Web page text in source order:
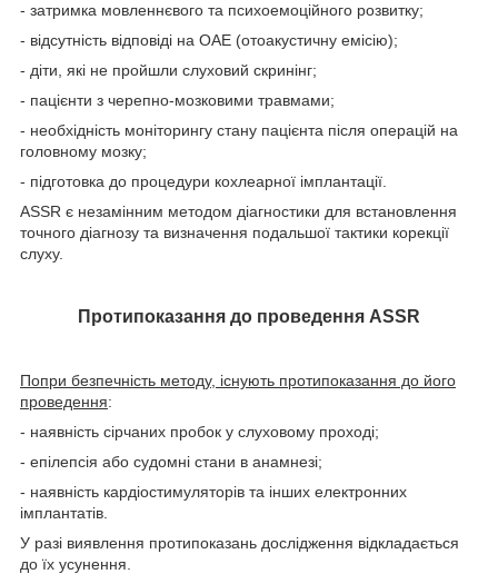
- затримка мовленнєвого та психоемоційного розвитку;
- відсутність відповіді на ОАЕ (отоакустичну емісію);
- діти, які не пройшли слуховий скринінг;
- пацієнти з черепно-мозковими травмами;
- необхідність моніторингу стану пацієнта після операцій на
головному мозку;
- підготовка до процедури кохлеарної імплантації.
ASSR є незамінним методом діагностики для встановлення
точного діагнозу та визначення подальшої тактики корекції
слуху.
Протипоказання до проведення ASSR
Попри безпечність методу, існують протипоказання до його
проведення:
- наявність сірчаних пробок у слуховому проході;
- епілепсія або судомні стани в анамнезі;
- наявність кардіостимуляторів та інших електронних
імплантатів.
У разі виявлення протипоказань дослідження відкладається
до їх усунення.